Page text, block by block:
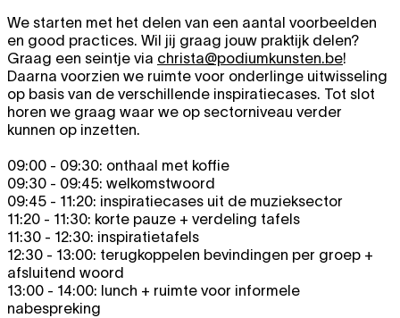
We starten met het delen van een aantal voorbeelden
en good practices. Wil jij graag jouw praktijk delen?
Graag een seintje via christa@podiumkunsten.be!
Daarna voorzien we ruimte voor onderlinge uitwisseling
op basis van de verschillende inspiratiecases. Tot slot
horen we graag waar we op sectorniveau verder
kunnen op inzetten.
09:00 - 09:30: onthaal met koffie
09:30 - 09:45: welkomstwoord
09:45 - 11:20: inspiratiecases uit de muzieksector
11:20 - 11:30: korte pauze + verdeling tafels
11:30 - 12:30: inspiratietafels
12:30 - 13:00: terugkoppelen bevindingen per groep +
afsluitend woord
13:00 - 14:00: lunch + ruimte voor informele
nabespreking